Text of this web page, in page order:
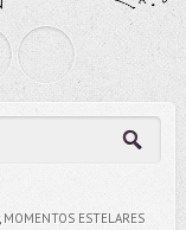
MOMENTOS ESTELARES